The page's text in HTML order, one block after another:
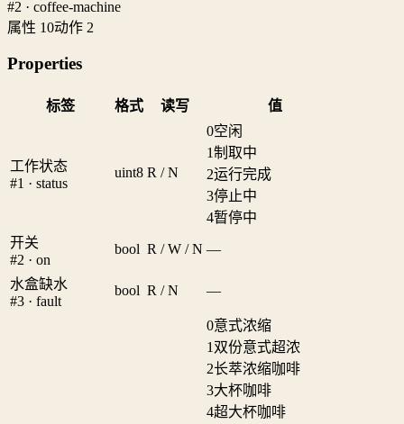
#2 · coffee-machine
属性 10动作 2
Properties
标签 格式 读写 值
工作状态
#1 · status
uint8 R / N
0空闲
1制取中
2运行完成
3停止中
4暂停中
开关
#2 · on
bool R / W / N —
水盒缺水
#3 · fault
bool R / N —
0意式浓缩
1 双份意式超浓
2长萃浓缩咖啡
3大杯咖啡
4超大杯咖啡